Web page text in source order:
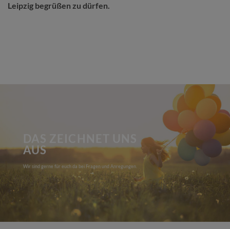
Leipzig begrüßen zu dürfen.
AUS
Wir sind gerne für euch da bei Fragen und Anregungen.